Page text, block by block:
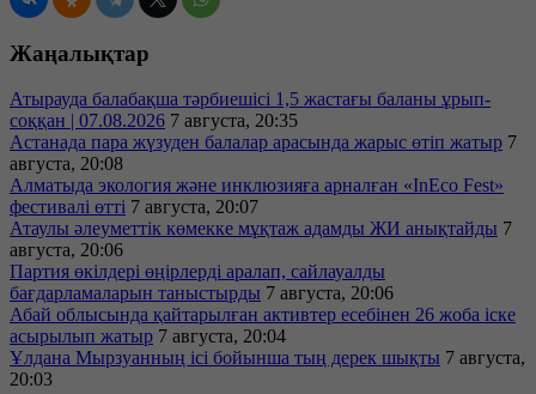
Жаңалықтар
Атырауда балабақша тәрбиешісі 1,5 жастағы баланы ұрып-
соққан | 07.08.2026 7 августа, 20:35
Астанада пара жүзуден балалар арасында жарыс өтіп жатыр 7
августа, 20:08
Алматыда экология және инклюзияға арналған «InEco Fest»
фестивалі өтті 7 августа, 20:07
Атаулы әлеуметтік көмекке мұқтаж адамды ЖИ анықтайды 7
августа, 20:06
Партия өкілдері өңірлерді аралап, сайлауалды
бағдарламаларын таныстырды 7 августа, 20:06
Абай облысында қайтарылған активтер есебінен 26 жоба іске
асырылып жатыр 7 августа, 20:04
Ұлдана Мырзуанның ісі бойынша тың дерек шықты 7 августа,
20:03